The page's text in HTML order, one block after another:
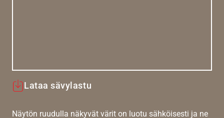
Lataa sävylastu
Näytön ruudulla näkyvät värit on luotu sähköisesti ja ne